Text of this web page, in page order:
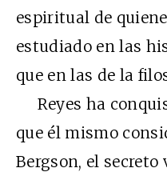
espiritual de
estudiado en las
que en las de la
Reyes ha
que él mismo
Bergson, el secreto